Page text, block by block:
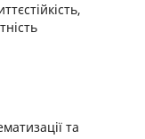
та